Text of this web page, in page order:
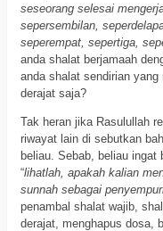
seseorang selesai
sepersembilan,
seperempat, sepertiga,
anda shalat berjamaah
anda shalat sendirian
derajat saja?
Tak heran jika Rasulullah
riwayat lain di sebutkan
beliau. Sebab, beliau ingat
“lihatlah, apakah kalian
sunnah sebagai
penambal shalat wajib,
derajat, menghapus dosa,